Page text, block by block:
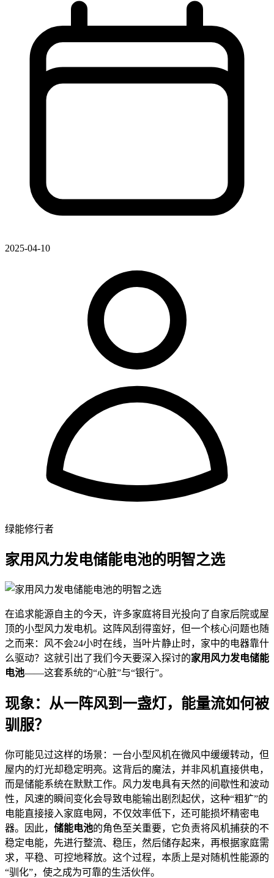
2025-04-10
绿能修行者
家用风力发电储能电池的明智之选
在追求能源自主的今天，许多家庭将目光投向了自家后院或屋
顶的小型风力发电机。这阵风刮得蛮好，但一个核心问题也随
之而来：风不会24小时在线，当叶片静止时，家中的电器靠什
么驱动？这就引出了我们今天要深入探讨的家用风力发电储能
电池——这套系统的“心脏”与“银行”。
现象：从一阵风到一盏灯，能量流如何被
驯服？
你可能见过这样的场景：一台小型风机在微风中缓缓转动，但
屋内的灯光却稳定明亮。这背后的魔法，并非风机直接供电，
而是储能系统在默默工作。风力发电具有天然的间歇性和波动
性，风速的瞬间变化会导致电能输出剧烈起伏，这种“粗犷”的
电能直接接入家庭电网，不仅效率低下，还可能损坏精密电
器。因此， 储能电池的角色至关重要，它负责将风机捕获的不
稳定电能，先进行整流、稳压，然后储存起来，再根据家庭需
求，平稳、可控地释放。这个过程，本质上是对随机性能源的
“驯化”，使之成为可靠的生活伙伴。